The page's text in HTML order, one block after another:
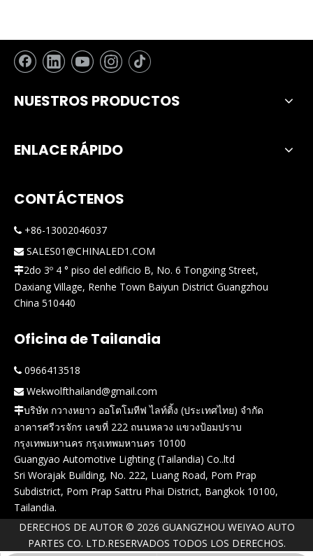
NUESTROS PRODUCTOS
ENLACE RÁPIDO
CONTÁCTENOS
 +86-13002046037
 SALES01@CHINALED1.COM
2do 3º 4 ° piso del edificio B, No. 6 Tongxing Street,
Daxiang Village, Renhe Town Baiyun District Guangzhou
China 510440
Oficina de Tailandia
 0966413518
 Wekwolfthailand@gmail.com
บริษัท กวางหยาว ออโตโมทีฟ ไลท์ติ้ง (ประเทศไทย) จำกัด
อาคารศรีวรจักร เลขที่ 222 ถนนหลวง แขวงป้อมปราบ
กรุงเทพมหานคร กรุงเทพมหานคร 10100
Guangyao Automotive Lighting (Tailandia) Co..ltd
Sri Worajak Building, No. 222, Luang Road, Pom Prap
Subdistrict, Pom Prap Sattru Phai District, Bangkok 10100,
Tailandia.
DERECHOS DE AUTOR © 2026 GUANGZHOU WEIYAO AUTO
PARTES CO. LTD.RESERVADOS TODOS LOS DERECHOS.